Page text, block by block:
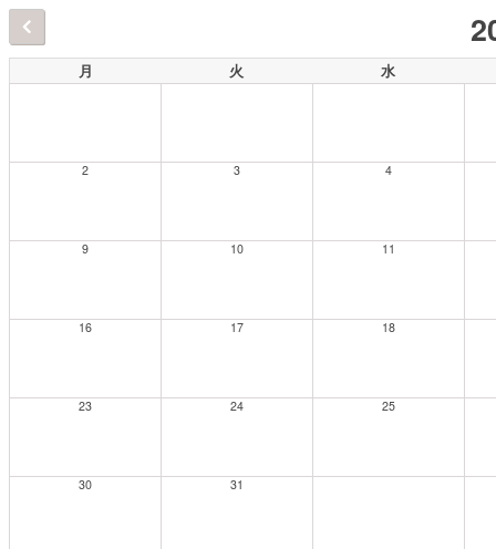
月 火 水
2 3 4
9 10 11
16 17 18
23 24 25
30 31